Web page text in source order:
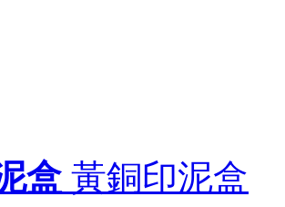
盒 黃銅印泥盒